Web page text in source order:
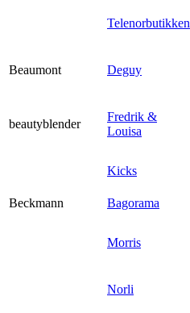
Telenorbutikken
Beaumont Deguy
beautyblender
Fredrik &
Louisa
Kicks
Beckmann
Bagorama
Morris
Norli